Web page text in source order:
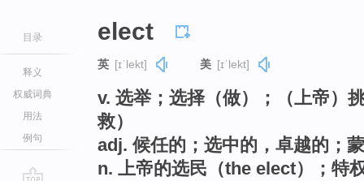
目录
释义
权威词典
用法
例句
elect
英 [ɪˈlekt] 美 [ɪˈlekt]
v. 选举；选择（做）；（上帝）
救）
adj. 候任的；选中的，卓越的；
n. 上帝的选民（the elect）；特